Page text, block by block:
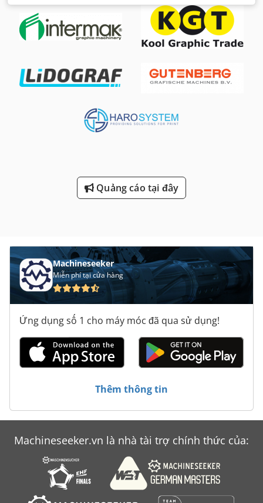
Quảng cáo tại đây
Machineseeker
Miễn phí tại cửa hàng
Ứng dụng số 1 cho máy móc đã qua sử dụng!
Thêm thông tin
Machineseeker.vn là nhà tài trợ chính thức của: